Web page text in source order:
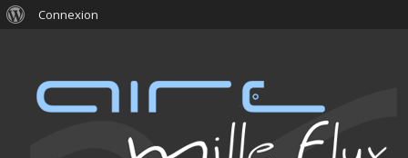
Connexion